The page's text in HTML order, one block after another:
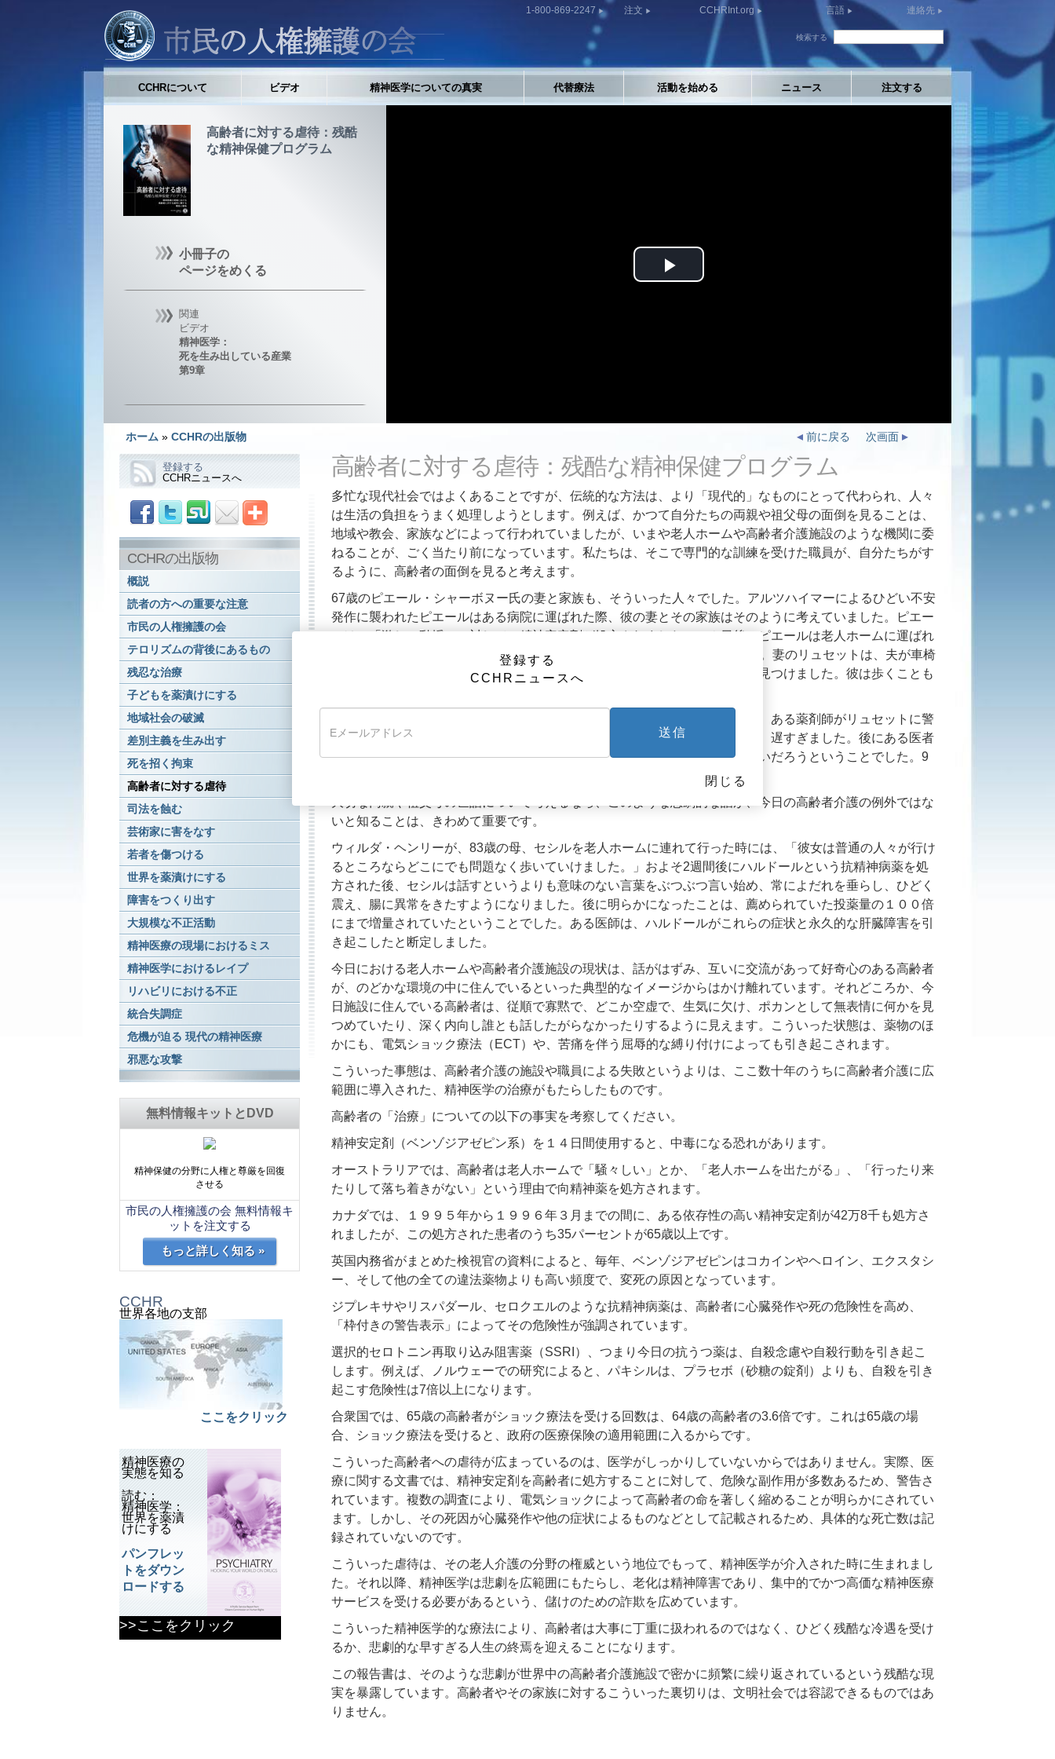
1-800-869-2247 注文 CCHRInt.org 言語 連絡先
検索する
CCHRについて ビデオ 精神医学についての真実 代替療法 活動を始める ニュース 注文する
高齢者に対する虐待：残酷
な精神保健プログラム
小冊子の
ページをめくる
関連
ビデオ
精神医学：
死を生み出している産業
第9章
Play
ホーム » CCHRの出版物 次画面
前に戻る
高齢者に対する虐待：残酷な精神保健プログラム
多忙な現代社会ではよくあることですが、伝統的な方法は、より「現代的」なものにとって代わられ、人々
は生活の負担をうまく処理しようとします。例えば、かつて自分たちの両親や祖父母の面倒を見ることは、
地域や教会、家族などによって行われていましたが、いまや老人ホームや高齢者介護施設のような機関に委
ねることが、ごく当たり前になっています。私たちは、そこで専門的な訓練を受けた職員が、自分たちがす
るように、高齢者の面倒を見ると考えます。
67歳のピエール・シャーボヌー氏の妻と家族も、そういった人々でした。アルツハイマーによるひどい不安
発作に襲われたピエールはある病院に運ばれた際、彼の妻とその家族はそのように考えていました。ピエー
ルは、「激しい動揺」に対して、精神安定剤が処方されました。１０日後、ピエールは老人ホームに運ばれ
ましたが、そこでは薬の投薬量がすぐ倍になり、3日後には3倍になりました。妻のリュセットは、夫が車椅
子に乗せられ、あごが胸に触れるほど、身体をくの字に折り曲げているのを見つけました。彼は歩くことも
抗精神病薬が原因で、神経系に回復不能な損傷を被っているのではないかと、ある薬剤師がリュセットに警
告しました。家族は老人ホームに電話し、投薬を止めるように求めましたが、遅すぎました。後にある医者
が説明するには、ピエールの舌は完全に麻痺しており、嚥下能力は回復しないだろうということでした。9
日後、ピエールは死亡しました。死因は心臓発作と診断書に記載されました。
大切な両親や祖父母の世話について考えるなら、このような悲劇的な話が、今日の高齢者介護の例外ではな
いと知ることは、きわめて重要です。
ウィルダ・ヘンリーが、83歳の母、セシルを老人ホームに連れて行った時には、「彼女は普通の人々が行け
るところならどこにでも問題なく歩いていけました。」およそ2週間後にハルドールという抗精神病薬を処
方された後、セシルは話すというよりも意味のない言葉をぶつぶつ言い始め、常によだれを垂らし、ひどく
震え、腸に異常をきたすようになりました。後に明らかになったことは、薦められていた投薬量の１００倍
にまで増量されていたということでした。ある医師は、ハルドールがこれらの症状と永久的な肝臓障害を引
き起こしたと断定しました。
今日における老人ホームや高齢者介護施設の現状は、話がはずみ、互いに交流があって好奇心のある高齢者
が、のどかな環境の中に住んでいるといった典型的なイメージからはかけ離れています。それどころか、今
日施設に住んでいる高齢者は、従順で寡黙で、どこか空虚で、生気に欠け、ポカンとして無表情に何かを見
つめていたり、深く内向し誰とも話したがらなかったりするように見えます。こういった状態は、薬物のほ
かにも、電気ショック療法（ECT）や、苦痛を伴う屈辱的な縛り付けによっても引き起こされます。
こういった事態は、高齢者介護の施設や職員による失敗というよりは、ここ数十年のうちに高齢者介護に広
範囲に導入された、精神医学の治療がもたらしたものです。
高齢者の「治療」についての以下の事実を考察してください。
精神安定剤（ベンゾジアゼピン系）を１４日間使用すると、中毒になる恐れがあります。
オーストラリアでは、高齢者は老人ホームで「騒々しい」とか、「老人ホームを出たがる」、「行ったり来
たりして落ち着きがない」という理由で向精神薬を処方されます。
カナダでは、１９９５年から１９９６年３月までの間に、ある依存性の高い精神安定剤が42万8千も処方さ
れましたが、この処方された患者のうち35パーセントが65歳以上です。
英国内務省がまとめた検視官の資料によると、毎年、ベンゾジアゼピンはコカインやヘロイン、エクスタシ
ー、そして他の全ての違法薬物よりも高い頻度で、変死の原因となっています。
ジプレキサやリスパダール、セロクエルのような抗精神病薬は、高齢者に心臓発作や死の危険性を高め、
「枠付きの警告表示」によってその危険性が強調されています。
選択的セロトニン再取り込み阻害薬（SSRI）、つまり今日の抗うつ薬は、自殺念慮や自殺行動を引き起こ
します。例えば、ノルウェーでの研究によると、パキシルは、プラセボ（砂糖の錠剤）よりも、自殺を引き
起こす危険性は7倍以上になります。
合衆国では、65歳の高齢者がショック療法を受ける回数は、64歳の高齢者の3.6倍です。これは65歳の場
合、ショック療法を受けると、政府の医療保険の適用範囲に入るからです。
こういった高齢者への虐待が広まっているのは、医学がしっかりしていないからではありません。実際、医
療に関する文書では、精神安定剤を高齢者に処方することに対して、危険な副作用が多数あるため、警告さ
れています。複数の調査により、電気ショックによって高齢者の命を著しく縮めることが明らかにされてい
ます。しかし、その死因が心臓発作や他の症状によるものなどとして記載されるため、具体的な死亡数は記
録されていないのです。
こういった虐待は、その老人介護の分野の権威という地位でもって、精神医学が介入された時に生まれまし
た。それ以降、精神医学は悲劇を広範囲にもたらし、老化は精神障害であり、集中的でかつ高価な精神医療
サービスを受ける必要があるという、儲けのための詐欺を広めています。
こういった精神医学的な療法により、高齢者は大事に丁重に扱われるのではなく、ひどく残酷な冷遇を受け
るか、悲劇的な早すぎる人生の終焉を迎えることになります。
この報告書は、そのような悲劇が世界中の高齢者介護施設で密かに頻繁に繰り返されているという残酷な現
実を暴露しています。高齢者やその家族に対するこういった裏切りは、文明社会では容認できるものではあ
りません。
登録する
CCHRニュースへ
CCHRの出版物
概説
読者の方への重要な注意
市民の人権擁護の会
テロリズムの背後にあるもの
残忍な治療
子どもを薬漬けにする
地域社会の破滅
差別主義を生み出す
死を招く拘束
高齢者に対する虐待
司法を蝕む
芸術家に害をなす
若者を傷つける
世界を薬漬けにする
障害をつくり出す
大規模な不正活動
精神医療の現場におけるミス
精神医学におけるレイプ
リハビリにおける不正
統合失調症
危機が迫る 現代の精神医療
邪悪な攻撃
無料情報キットとDVD
精神保健の分野に人権と尊厳を回復
させる
市民の人権擁護の会 無料情報キ
ットを注文する
もっと詳しく知る »
CCHR
世界各地の支部
ここをクリック
精神医療の
実態を知る
読む：
精神医学：
世界を薬漬
けにする
パンフレッ
トをダウン
ロードする
>>ここをクリック
登録する
CCHRニュースへ
送信
閉じる